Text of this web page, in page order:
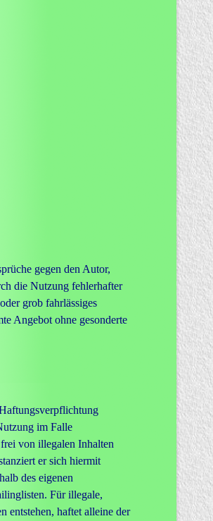
gegen den Autor,
die Nutzung fehlerhafter
grob fahrlässiges
Angebot ohne gesonderte
im Falle
von illegalen Inhalten
er sich hiermit
des eigenen
Für illegale,
entstehen, haftet alleine der